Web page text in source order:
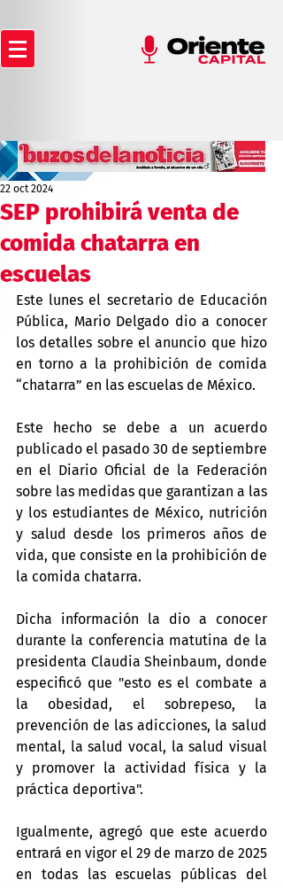
SEP prohibirá venta de
comida chatarra en
escuelas
22 oct 2024
Este lunes el secretario de Educación
Pública, Mario Delgado dio a conocer
los detalles sobre el anuncio que hizo
en torno a la prohibición de comida
“chatarra” en las escuelas de México.
Este hecho se debe a un acuerdo
publicado el pasado 30 de septiembre
en el Diario Oficial de la Federación
sobre las medidas que garantizan a las
y los estudiantes de México, nutrición
y salud desde los primeros años de
vida, que consiste en la prohibición de
la comida chatarra.
Dicha información la dio a conocer
durante la conferencia matutina de la
presidenta Claudia Sheinbaum, donde
especificó que "esto es el combate a
la obesidad, el sobrepeso, la
prevención de las adicciones, la salud
mental, la salud vocal, la salud visual
y promover la actividad física y la
práctica deportiva".
Igualmente, agregó que este acuerdo
entrará en vigor el 29 de marzo de 2025
en todas las escuelas públicas del